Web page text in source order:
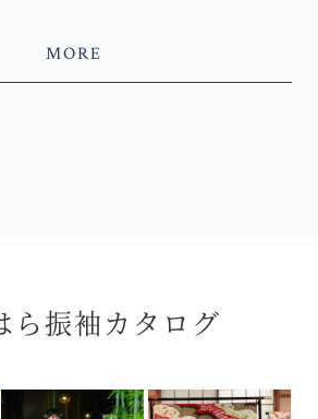
MORE
ら振袖カタログ